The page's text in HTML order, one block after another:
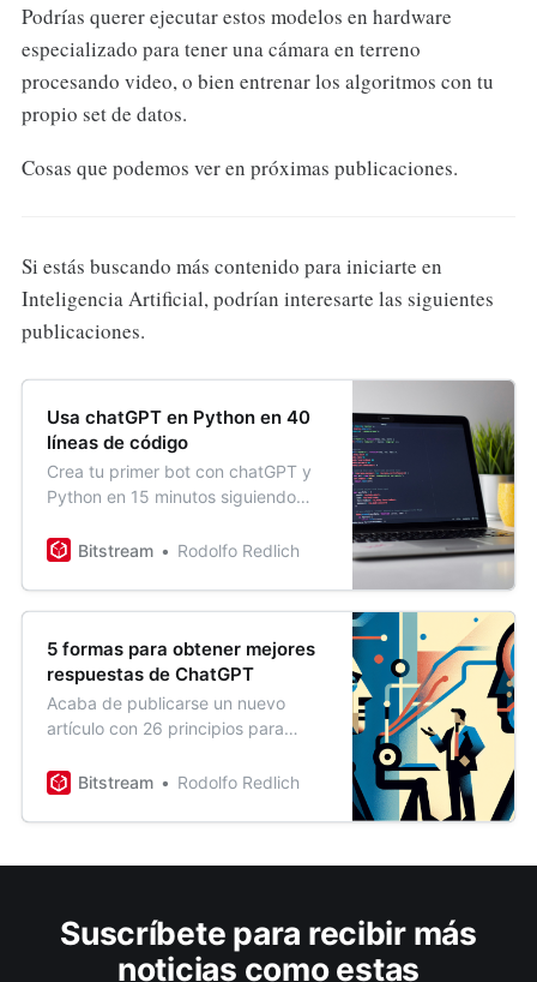
Podrías querer ejecutar estos modelos en hardware
especializado para tener una cámara en terreno
procesando video, o bien entrenar los algoritmos con tu
propio set de datos.
Cosas que podemos ver en próximas publicaciones.
Si estás buscando más contenido para iniciarte en
Inteligencia Artificial, podrían interesarte las siguientes
publicaciones.
Usa chatGPT en Python en 40
líneas de código
Crea tu primer bot con chatGPT y
Python en 15 minutos siguiendo
Bitstream
Rodolfo Redlich
5 formas para obtener mejores
respuestas de ChatGPT
Acaba de publicarse un nuevo
artículo con 26 principios para
hasta en un 50%. Aquí te
principales de obtener mejores
Bitstream Rodolfo Redlich
Suscríbete para recibir más
noticias como estas